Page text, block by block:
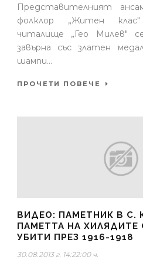
Представителният
фолклор „Житен
читалище „Гео Милев"
завърна със златен
шампи...
ПРОЧЕТИ ПОВЕЧЕ
ВИДЕО: ПАМЕТНИК В С.
ПАМЕТТА НА ХИЛЯДИТЕ
УБИТИ ПРЕЗ 1916-1918
30.08.2013 г. 14:22:00 ч.